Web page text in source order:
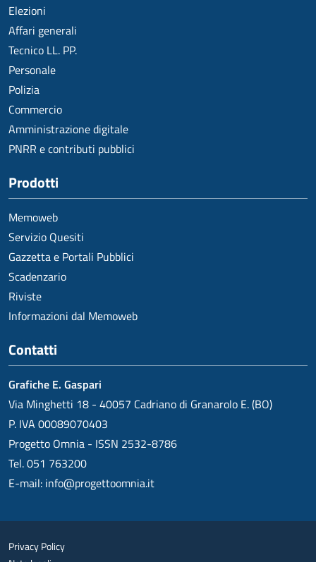
Elezioni
Affari generali
Tecnico LL. PP.
Personale
Polizia
Commercio
Amministrazione digitale
PNRR e contributi pubblici
Prodotti
Memoweb
Servizio Quesiti
Gazzetta e Portali Pubblici
Scadenzario
Riviste
Informazioni dal Memoweb
Contatti
Grafiche E. Gaspari
Via Minghetti 18 - 40057 Cadriano di Granarolo E. (BO)
P. IVA 00089070403
Progetto Omnia - ISSN 2532-8786
Tel. 051 763200
E-mail: info@progettoomnia.it
Privacy Policy